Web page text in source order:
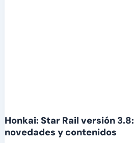
Honkai: Star Rail versión
novedades y contenidos